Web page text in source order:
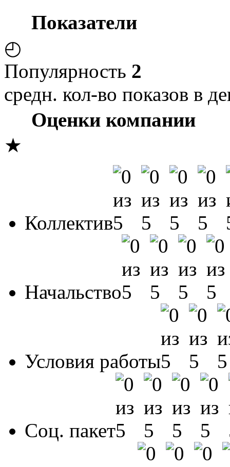
Показатели
◴
Популярность 2
средн. кол-во показов в
Оценки компании
★
Коллектив
Начальство
Условия работы
Соц. пакет